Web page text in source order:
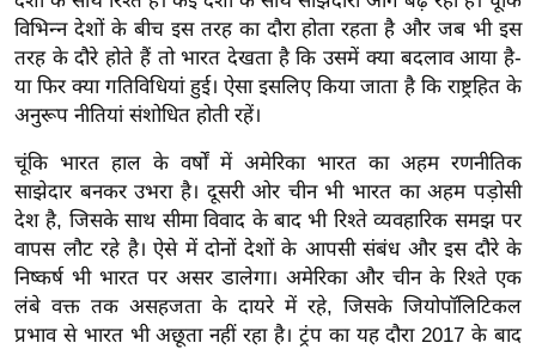
r
e
a
k
n
g
N
e
w
s
विभिन्न देशों के बीच इस तरह का दौरा होता रहता है और जब भी इस
तरह के दौरे होते हैं तो भारत देखता है कि उसमें क्या बदलाव आया है-
या फिर क्या गतिविधियां हुई। ऐसा इसलिए किया जाता है कि राष्ट्रहित के
अनुरूप नीतियां संशोधित होती रहें।
चूंकि भारत हाल के वर्षों में अमेरिका भारत का अहम रणनीतिक
साझेदार बनकर उभरा है। दूसरी ओर चीन भी भारत का अहम पड़ोसी
देश है, जिसके साथ सीमा विवाद के बाद भी रिश्ते व्यवहारिक समझ पर
वापस लौट रहे है। ऐसे में दोनों देशों के आपसी संबंध और इस दौरे के
निष्कर्ष भी भारत पर असर डालेगा। अमेरिका और चीन के रिश्ते एक
लंबे वक्त तक असहजता के दायरे में रहे, जिसके जियोपॉलिटिकल
प्रभाव से भारत भी अछूता नहीं रहा है। ट्रंप का यह दौरा 2017 के बाद